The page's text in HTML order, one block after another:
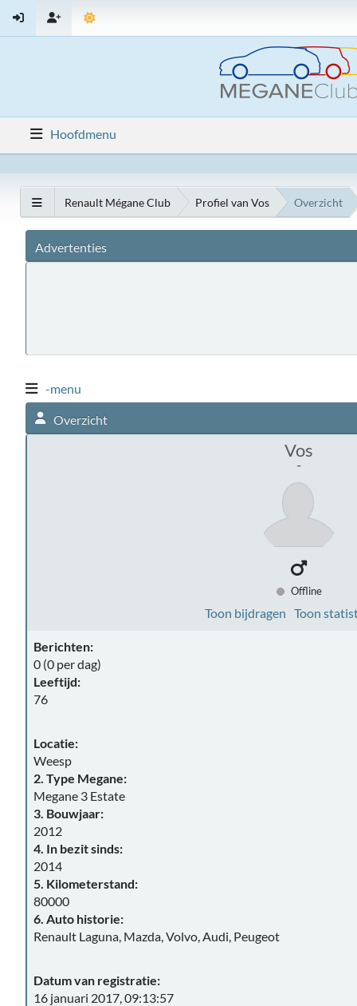
Hoofdmenu
Renault Mégane Club Profiel van Vos Overzicht
Advertenties
-menu
Overzicht
Vos
-
Offline
Toon bijdragen Toon
Berichten:
0 (0 per dag)
Leeftijd:
76
Locatie:
Weesp
2. Type Megane:
Megane 3 Estate
3. Bouwjaar:
2012
4. In bezit sinds:
2014
5. Kilometerstand:
80000
6. Auto historie:
Renault Laguna, Mazda, Volvo, Audi, Peugeot
Datum van registratie:
16 januari 2017, 09:13:57